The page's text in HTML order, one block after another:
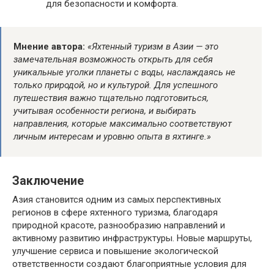
для безопасности и комфорта.
Мнение автора: «Яхтенный туризм в Азии — это
замечательная возможность открыть для себя
уникальные уголки планеты с воды, наслаждаясь не
только природой, но и культурой. Для успешного
путешествия важно тщательно подготовиться,
учитывая особенности региона, и выбирать
направления, которые максимально соответствуют
личным интересам и уровню опыта в яхтинге.»
Заключение
Азия становится одним из самых перспективных
регионов в сфере яхтенного туризма, благодаря
природной красоте, разнообразию направлений и
активному развитию инфраструктуры. Новые маршруты,
улучшение сервиса и повышение экологической
ответственности создают благоприятные условия для